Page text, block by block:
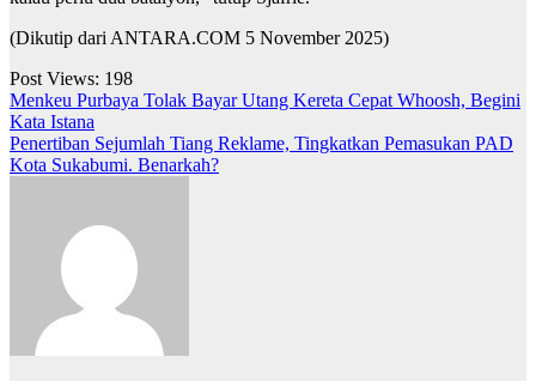
(Dikutip dari ANTARA.COM 5 November 2025)
Post Views: 198
Navigasi
pos
Menkeu Purbaya Tolak Bayar Utang Kereta Cepat Whoosh, Begini
Kata Istana
Penertiban Sejumlah Tiang Reklame, Tingkatkan Pemasukan PAD
Kota Sukabumi. Benarkah?